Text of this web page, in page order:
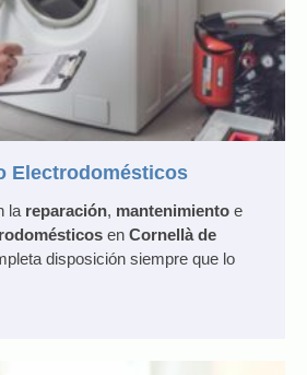
Electrodomésticos
la reparación, mantenimiento e
en Cornellà de
disposición siempre que lo